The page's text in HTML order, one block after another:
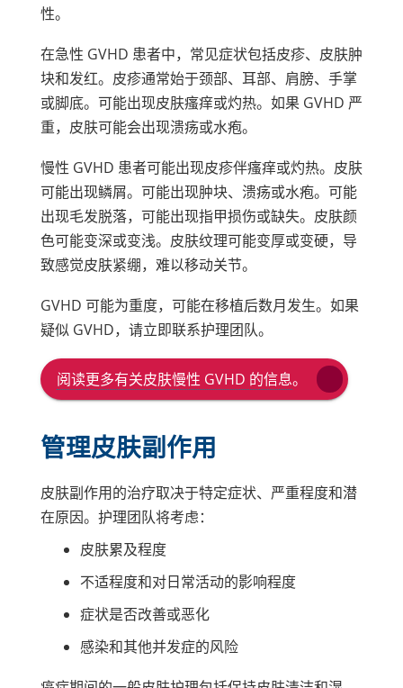
帕唑帕尼
索拉非尼
舒尼替尼
治疗数周或数月后可能出现手足综合征。症
状通常在停药后几周内改善。
手足综合征患者应限制对该区域施加过多摩
擦或压力的活动。温和护理皮肤、限制接触
热水以及避免赤脚是很重要的。患者还应避
免涉及跑步、跳跃和抓握物体的运动和活
动。
手足综合征的治疗包括糖皮质激素、护肤保
湿品以及止痛药。如果病症严重，可更改治
物。
性。
在急性 GVHD 患者中，常见症状包括皮疹、皮肤肿
块和发红。皮疹通常始于颈部、耳部、肩膀、手掌
或脚底。可能出现皮肤瘙痒或灼热。如果 GVHD 严
重，皮肤可能会出现溃疡或水疱。
慢性 GVHD 患者可能出现皮疹伴瘙痒或灼热。皮肤
可能出现鳞屑。可能出现肿块、溃疡或水疱。可能
出现毛发脱落，可能出现指甲损伤或缺失。皮肤颜
色可能变深或变浅。皮肤纹理可能变厚或变硬，导
致感觉皮肤紧绷，难以移动关节。
GVHD 可能为重度，可能在移植后数月发生。如果
疑似 GVHD，请立即联系护理团队。
阅读更多有关皮肤慢性 GVHD 的信息链
接
打
。
管理皮肤副作用
皮肤副作用的治疗取决于特定症状、严重程度和潜
在原因。护理团队将考虑：
皮肤累及程度
不适程度和对日常活动的影响程度
症状是否改善或恶化
感染和其他并发症的风险